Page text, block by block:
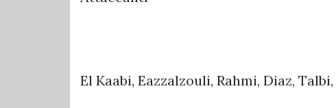
El Kaabi, Eazzalzouli, Rahmi, Diaz,